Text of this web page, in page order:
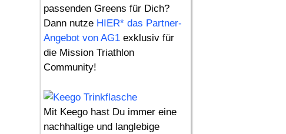
passenden Greens für Dich?
Dann nutze HIER* das Partner-
Angebot von AG1 exklusiv für
die Mission Triathlon
Community!
Mit Keego hast Du immer eine
nachhaltige und langlebige